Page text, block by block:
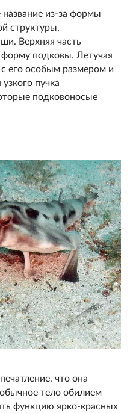
из-за формы
структуры,
Верхняя часть
подковы. Летучая
его особым размером и
пучка
подковоносые
что она
тело обилием
функцию ярко-красных